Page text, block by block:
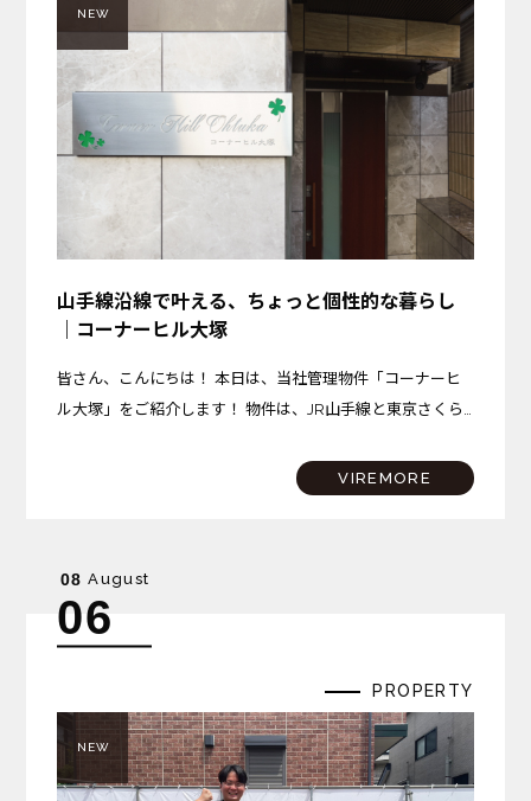
NEW
山手線沿線で叶える、ちょっと個性的な暮らし
｜コーナーヒル大塚
皆さん、こんにちは！ 本日は、当社管理物件「コーナーヒ
ル大塚」をご紹介します！ 物件は、JR山手線と東京さくら
位置しています。 大塚駅には商業施設「アトレヴィ大塚」
VIREMORE
08 August
06
PROPERTY
NEW